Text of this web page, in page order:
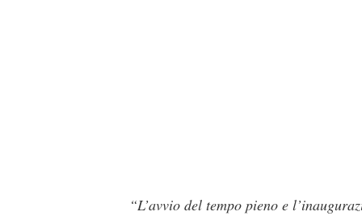
“L’avvio del tempo pieno e